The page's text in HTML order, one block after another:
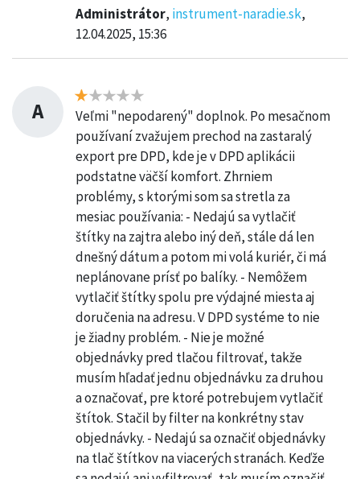
Administrátor, instrument-naradie.sk,
12.04.2025, 15:36
A
Veľmi "nepodarený" doplnok. Po mesačnom
používaní zvažujem prechod na zastaralý
export pre DPD, kde je v DPD aplikácii
podstatne väčší komfort. Zhrniem
problémy, s ktorými som sa stretla za
mesiac používania: - Nedajú sa vytlačiť
štítky na zajtra alebo iný deň, stále dá len
dnešný dátum a potom mi volá kuriér, či má
neplánovane prísť po balíky. - Nemôžem
vytlačiť štítky spolu pre výdajné miesta aj
doručenia na adresu. V DPD systéme to nie
je žiadny problém. - Nie je možné
objednávky pred tlačou filtrovať, takže
musím hľadať jednu objednávku za druhou
a označovať, pre ktoré potrebujem vytlačiť
štítok. Stačil by filter na konkrétny stav
objednávky. - Nedajú sa označiť objednávky
na tlač štítkov na viacerých stranách. Keďže